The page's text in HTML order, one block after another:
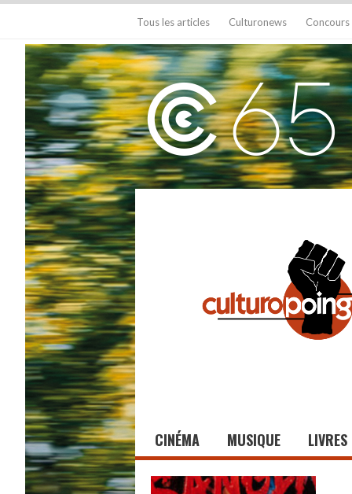
Tous les articles Culturonews Concours
CINÉMA MUSIQUE LIVRES